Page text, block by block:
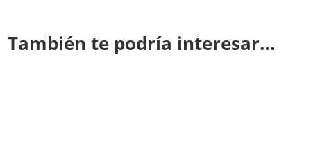
También te podría interesar…